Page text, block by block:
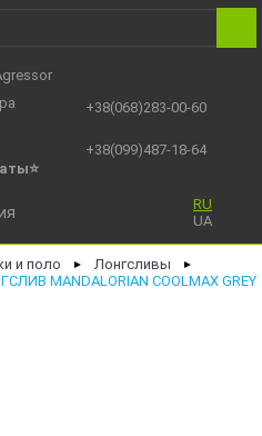
⭐
+38(068)283-00-60
+38(099)487-18-64
RU
UA
и поло ► Лонгсливы ►
MANDALORIAN COOLMAX GREY